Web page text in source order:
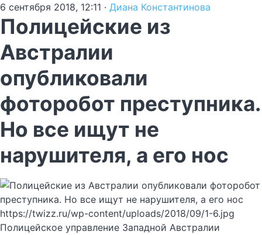
6 сентября 2018, 12:11 · Диана Константинова
Полицейские из
Австралии
опубликовали
фоторобот преступника.
Но все ищут не
нарушителя, а его нос
https://twizz.ru/wp-content/uploads/2018/09/1-6.jpg
Полицейское управление Западной Австралии